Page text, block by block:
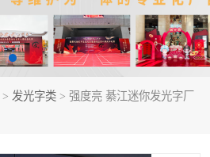
> 发光字类 > 强度亮 綦江迷你发光字厂
形象墙类
写真喷绘类
条幅